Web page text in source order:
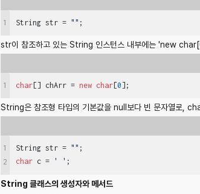
1 String str = "" ;
str이 참조하고 있는 String 인스턴스 내부에는 'new
1 char [] chArr = new char [0];
String은 참조형 타입의 기본값을 null보다 빈 문자열로,
1
2
String str = ""
char c = ' ' ;
String 클래스의 생성자와 메서드